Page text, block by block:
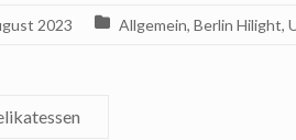
2023 Allgemein, Berlin Hilight,